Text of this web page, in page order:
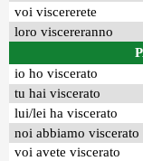
voi viscererete
loro viscereranno
io ho viscerato
tu hai viscerato
lui/lei ha viscerato
noi abbiamo viscerato
voi avete viscerato